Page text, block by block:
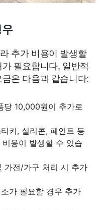
추가 비용이 발생할
필요합니다, 일반적
은 다음과 같습니다:
당 10,000원이 추가로
커, 실리콘, 페인트 등
용이 발생할 수 있습
가전/가구 처리 시 추가
가 필요할 경우 추가